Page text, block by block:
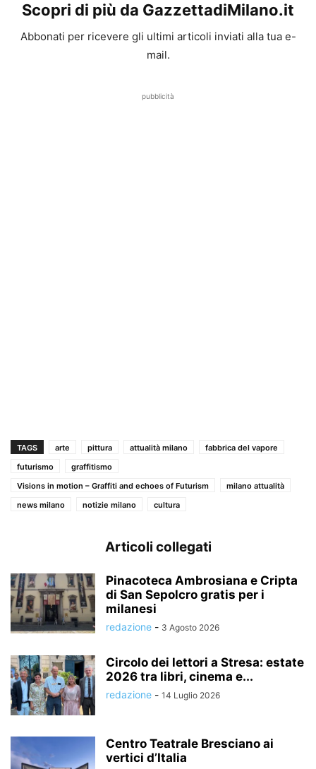
Scopri di più da GazzettadiMilano.it
Abbonati per ricevere gli ultimi articoli inviati alla tua e-
mail.
pubblicità
TAGS arte pittura attualità milano
fabbrica del vapore
futurismo
graffitismo
Visions in motion – Graffiti and echoes of Futurism
milano attualità
news milano
notizie milano cultura
Articoli collegati
Pinacoteca Ambrosiana e Cripta
di San Sepolcro gratis per i
milanesi
redazione - 3 Agosto 2026
Circolo dei lettori a Stresa: estate
2026 tra libri, cinema e...
redazione - 14 Luglio 2026
Centro Teatrale Bresciano ai
vertici d’Italia